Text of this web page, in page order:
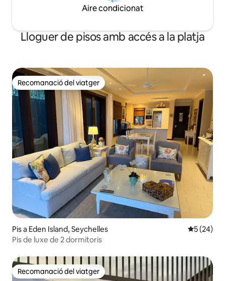
Aire condicionat
Lloguer de pisos amb accés a la platja
Recomanació del viatger
Recomanació del viatger
Pis a Eden Island, Seychelles 5 de
5 (24)
Pis de luxe de 2 dormitoris
Recomanació del viatger
Recomanació del viatger